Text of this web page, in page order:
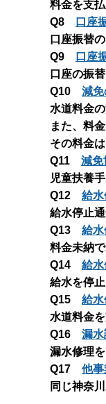
料金を支
Q8
口座
口座振替
Q9
口座
口座の振
Q10 減
水道料金
また、料
その料金
Q11 減免
児童扶養
Q12 給
給水停止
Q13 給
料金未納
Q14 給
給水を停
Q15 給
水道料金
Q16 漏水
漏水修理
Q17 他
同じ神奈